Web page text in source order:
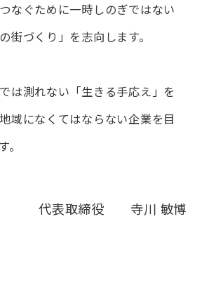
なぐために一時しのぎではない
街づくり」を志向します。
は測れない「生きる手応え」を
地域になくてはならない企業を目
代表取締役 寺川 敏博